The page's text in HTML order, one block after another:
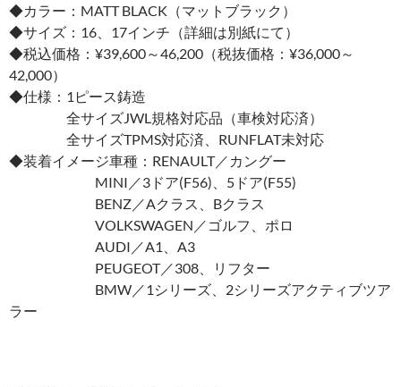
◆カラー：MATT BLACK（マットブラック）
◆サイズ：16、17インチ（詳細は別紙にて）
◆税込価格：¥39,600～46,200（税抜価格：¥36,000～
42,000）
◆仕様：1ピース鋳造
全サイズJWL規格対応品（車検対応済）
全サイズTPMS対応済、RUNFLAT未対応
◆装着イメージ車種：RENAULT／カングー
MINI／3ドア(F56)、5ドア(F55)
BENZ／Aクラス、Bクラス
VOLKSWAGEN／ゴルフ、ポロ
AUDI／A1、A3
PEUGEOT／308、リフター
BMW／1シリーズ、2シリーズアクティブツア
ラー